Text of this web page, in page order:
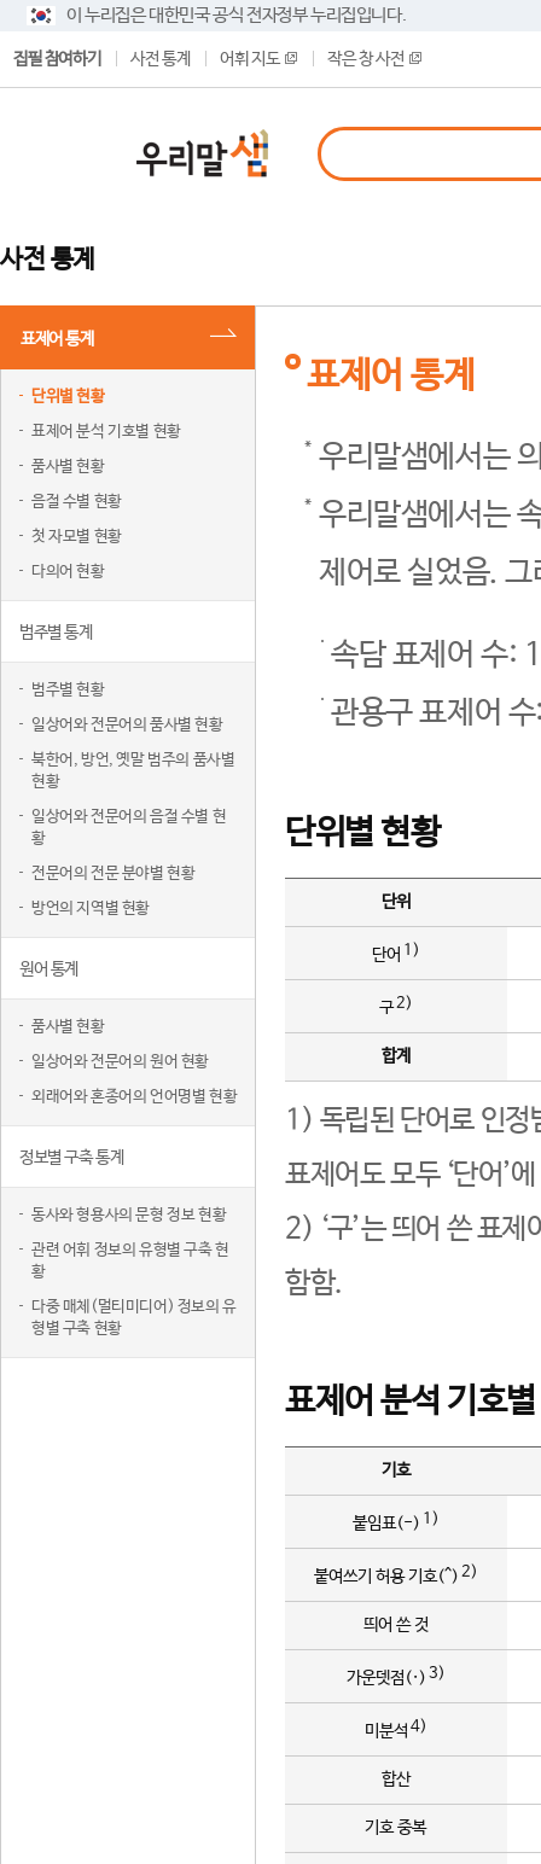
이 누리집은 대한민국 공식 전자정부 누리집입니다.
집필 참여하기 사전 통계 어휘 지도 작은 창 사전
사전 통계
표제어 통계
단위별 현황
표제어 분석 기호별 현황
품사별 현황
음절 수별 현황
첫 자모별 현황
다의어 현황
범주별 통계
범주별 현황
일상어와 전문어의 품사별 현황
북한어, 방언, 옛말 범주의 품사별
현황
일상어와 전문어의 음절 수별 현
황
전문어의 전문 분야별 현황
방언의 지역별 현황
원어 통계
품사별 현황
일상어와 전문어의 원어 현황
외래어와 혼종어의 언어명별 현황
정보별 구축 통계
동사와 형용사의 문형 정보 현황
관련 어휘 정보의 유형별 구축 현
황
다중 매체(멀티미디어) 정보의 유
형별 구축 현황
표제어 통계
우리말샘에서는
우리말샘에서는
제어로 실었음.
속담 표제어 수:
관용구 표제어
단위별 현황
단위
단어 1)
구2)
합계
1) 독립된 단어로 인정
표제어도 모두 ‘단어’
2) ‘구’는 띄어 쓴 표
함함.
표제어 분석 기호
기호
붙임표(-) 1)
붙여쓰기 허용 기호(^) 2)
띄어 쓴 것
가운뎃점(·) 3)
미분석 4)
합산
기호 중복